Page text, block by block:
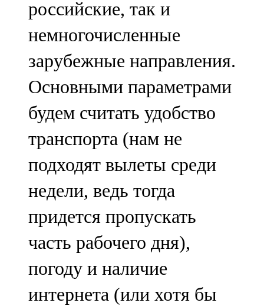
российские, так и
немногочисленные
зарубежные направления.
Основными параметрами
будем считать удобство
транспорта (нам не
подходят вылеты среди
недели, ведь тогда
придется пропускать
часть рабочего дня),
погоду и наличие
интернета (или хотя бы